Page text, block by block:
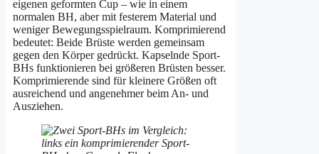
eigenen geformten Cup – wie in einem
normalen BH, aber mit festerem Material und
weniger Bewegungsspielraum. Komprimierend
bedeutet: Beide Brüste werden gemeinsam
gegen den Körper gedrückt. Kapselnde Sport-
BHs funktionieren bei größeren Brüsten besser.
Komprimierende sind für kleinere Größen oft
ausreichend und angenehmer beim An- und
Ausziehen.